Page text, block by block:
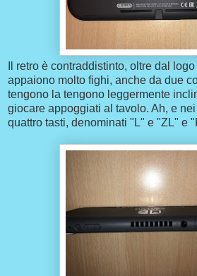
Il retro è contraddistinto, oltre dal
appaiono molto fighi, anche da due
tengono la tengono leggermente
giocare appoggiati al tavolo. Ah, e
quattro tasti, denominati "L" e "ZL" e